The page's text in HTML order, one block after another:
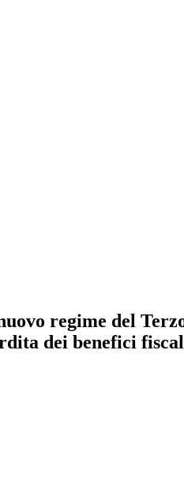
regime del
dei benefici